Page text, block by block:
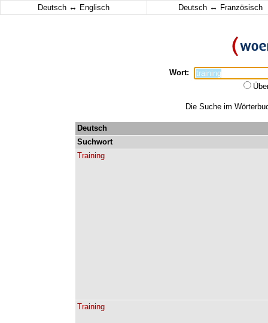
Deutsch ↔ Englisch Deutsch ↔ Französisch
Wort:
Die Suche im
Deutsch
Suchwort
Training
Training